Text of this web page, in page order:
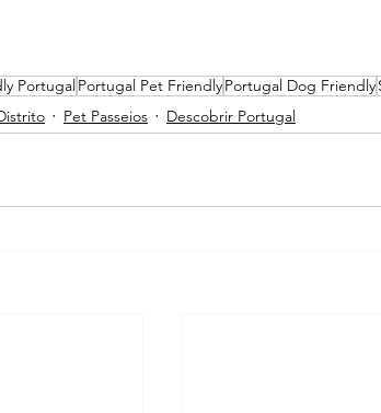
Portugal Portugal Pet FriendlyPortugal Dog Friendly
Pet Passeios Descobrir Portugal